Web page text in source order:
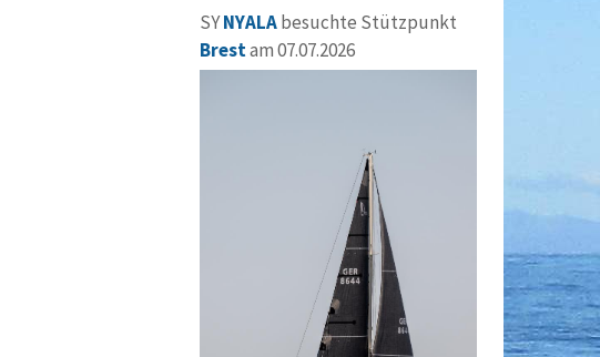
SYNYALAbesuchte Stützpunkt
Brestam 07.07.2026